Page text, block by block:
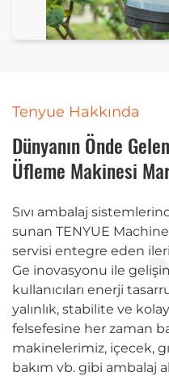
Dünyanın Önde
Üfleme Makinesi
Tenyue Hakkında
Sıvı ambalaj
sunan TENYUE
servisi entegre eden
Ge inovasyonu ile
kullanıcıları enerji
yalınlık, stabilite ve
felsefesine her zaman
makinelerimiz, içecek,
bakım vb. gibi ambalaj